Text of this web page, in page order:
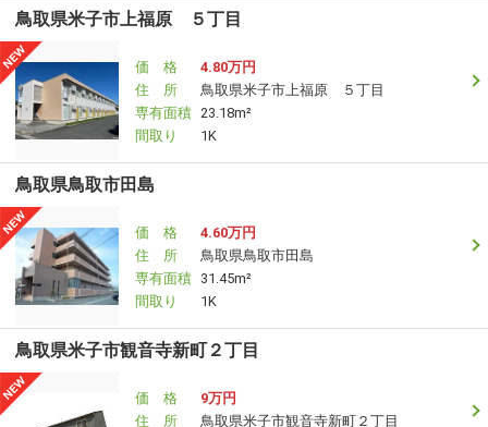
鳥取県米子市上福原 ５丁目
価 格
4.80万円
住 所
鳥取県米子市上福原 ５丁目
専有面積 23.18m²
間取り
1K
鳥取県鳥取市田島
価 格
4.60万円
住 所
鳥取県鳥取市田島
専有面積 31.45m²
間取り
1K
鳥取県米子市観音寺新町２丁目
価 格
9万円
住 所
鳥取県米子市観音寺新町２丁目